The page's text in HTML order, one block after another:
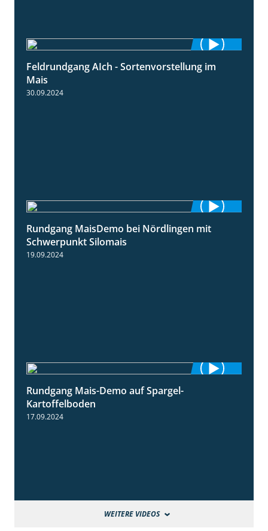
11:24
Feldrundgang AIch - Sortenvorstellung im
Mais
30.09.2024
10:51
Rundgang MaisDemo bei Nördlingen mit
Schwerpunkt Silomais
19.09.2024
Rundgang Mais-Demo auf Spargel-
Kartoffelboden
17.09.2024
WEITERE VIDEOS